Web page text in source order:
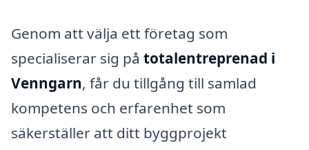
Genom att välja ett företag som
specialiserar sig på totalentreprenad i
Venngarn, får du tillgång till samlad
kompetens och erfarenhet som
säkerställer att ditt byggprojekt